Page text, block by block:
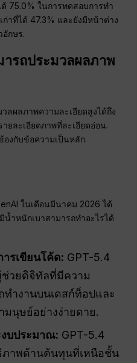
75.0% ในการทดสอบการทำ
ก่าที่ได้ 47.3% และยังมีหน้าต่าง
กษร.
ารถประมวลผลภาพ
ลผลภาพความละเอียดสูงได้ถึง
ยละเอียดภาพที่ละเอียดอ่อน.
องกับข้อความเป็นหลัก.
ในเดือนมีนาคม 2026 ได้
ำหนักเบาสามารถทำอะไรได้
รเขียนโค้ด: GPT-5.4
ช่วยดิจิทัลที่มีความ
ทำงานบนเดสก์ท็อปและ
มนุษย์อย่างง่ายดาย.
บประมาณ: GPT-5.4
ภาพด้านต้นทุนที่เหนือชั้น